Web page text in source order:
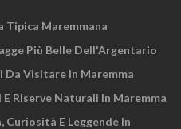
Tipica Maremmana
Più Belle Dell'Argentario
Da Visitare In Maremma
E Riserve Naturali In Maremma
Curiosità E Leggende In